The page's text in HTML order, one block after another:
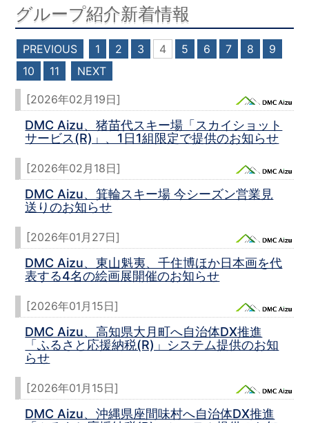
グループ紹介新着情報
PREVIOUS 1 2 3 4 5 6 7 8
9
10
11 NEXT
[2026年02月19日]
DMC Aizu、猪苗代スキー場「スカイショット
サービス(R)」、1日1組限定で提供のお知らせ
[2026年02月18日]
DMC Aizu、箕輪スキー場 今シーズン営業見
送りのお知らせ
[2026年01月27日]
DMC Aizu、東山魁夷、千住博ほか日本画を代
表する4名の絵画展開催のお知らせ
[2026年01月15日]
DMC Aizu、高知県大月町へ自治体DX推進
「ふるさと応援納税(R)」システム提供のお知
らせ
[2026年01月15日]
DMC Aizu、沖縄県座間味村へ自治体DX推進